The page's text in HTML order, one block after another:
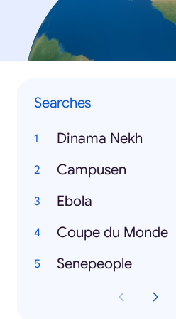
Searches
Dinama Nekh
Campusen
Ebola
Coupe du Monde
Senepeople